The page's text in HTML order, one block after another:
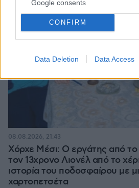
Google consents
CONFIRM
Data Deletion Data Access
Χόρχε Μέσι: Ο εργάτης από
τον 13χρονο Λιονέλ από το
ιστορία του ποδοσφαίρου με
χαρτοπετσέτα
08.08.2026, 21:43